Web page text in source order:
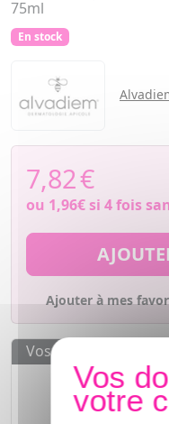
75ml
En stock
7,82€
ou 1,96€si 4 fois
Ajouter à mes
Vos avantages
Des prix
Paiement en